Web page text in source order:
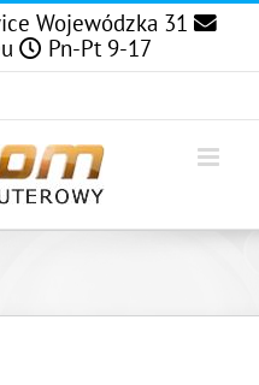
Wojewódzka 31
Pn-Pt 9-17